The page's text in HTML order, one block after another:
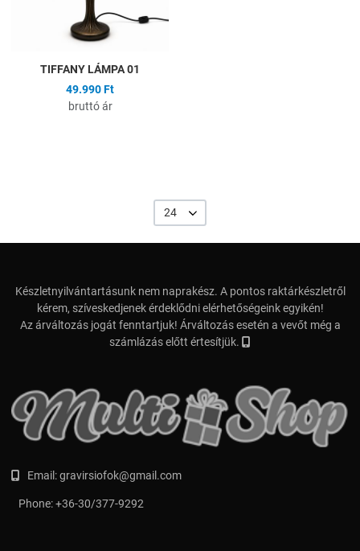
TIFFANY LÁMPA 01
49.990 Ft
bruttó ár
24
Készletnyilvántartásunk nem naprakész. A pontos raktárkészletről
kérem, szíveskedjenek érdeklődni elérhetőségeink egyikén!
Az árváltozás jogát fenntartjuk! Árváltozás esetén a vevőt még a
számlázás előtt értesítjük.
Email:gravirsiofok@gmail.com
Phone:+36-30/377-9292